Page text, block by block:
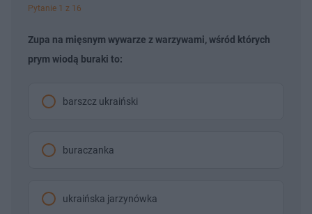
Pytanie 1 z 16
Zupa na mięsnym wywarze z warzywami, wśród których
prym wiodą buraki to:
barszcz ukraiński
buraczanka
ukraińska jarzynówka